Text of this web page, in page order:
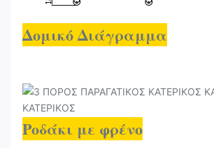
Δομικό Διάγραμμα
Ροδάκι με φρένο